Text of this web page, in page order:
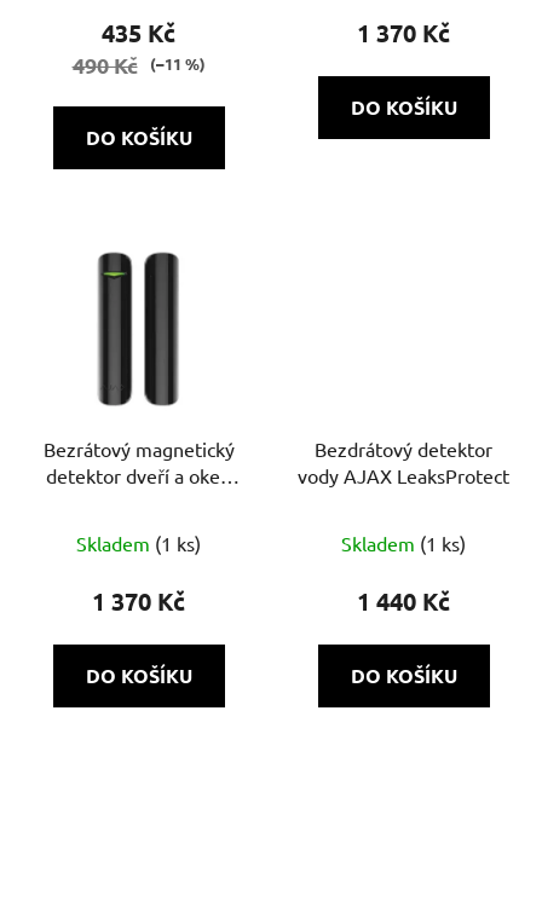
435 Kč
490 Kč (–11 %)
DO KOŠÍKU
produktu
5,0
z
1 370 Kč
DO KOŠÍKU
Bezrátový magnetický
detektor dveří a oken
Skladem (1 ks)
1 370 Kč
DO KOŠÍKU
Bezdrátový detektor
vody AJAX LeaksProtect
Skladem (1 ks)
1 440 Kč
DO KOŠÍKU